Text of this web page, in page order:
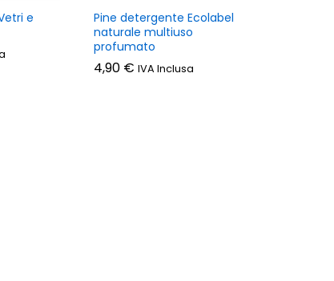
e
Pine detergente Ecolabel
naturale multiuso
profumato
4,90 € IVA Inclusa